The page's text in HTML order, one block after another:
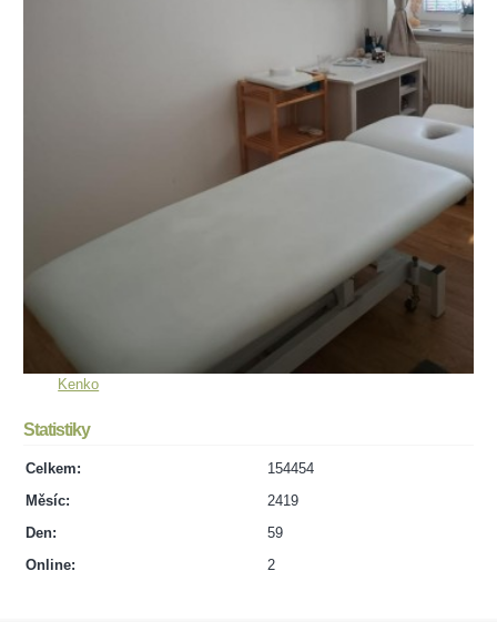
Kenko
Statistiky
Online: 2
Celkem:
154454
Měsíc:
2419
Den:
59